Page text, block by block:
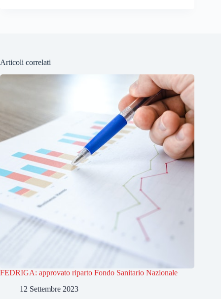
Articoli correlati
FEDRIGA: approvato riparto Fondo Sanitario Nazionale
12 Settembre 2023